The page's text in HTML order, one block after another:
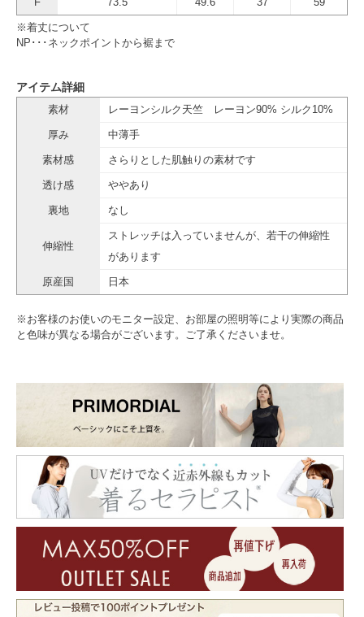
※着丈について
NP･･･ネックポイントから裾まで
アイテム詳細
素材 レーヨンシルク天竺 レーヨン90% シルク10%
厚み 中薄手
素材感 さらりとした肌触りの素材です
透け感 ややあり
裏地 なし
伸縮性
ストレッチは入っていませんが、若干の伸縮性
があります
原産国 日本
※お客様のお使いのモニター設定、お部屋の照明等により実際の商品
と色味が異なる場合がございます。ご了承くださいませ。